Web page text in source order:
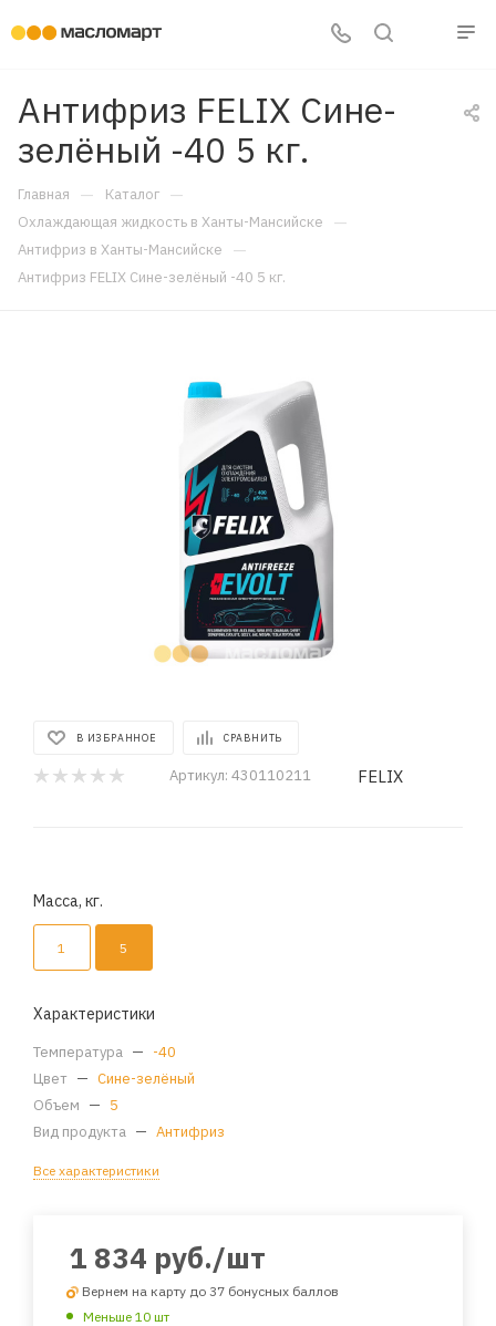
Антифриз FELIX Сине-
зелёный -40 5 кг.
Главная — Каталог —
Охлаждающая жидкость в Ханты-Мансийске —
Антифриз в Ханты-Мансийске —
Антифриз FELIX Сине-зелёный -40 5 кг.
В ИЗБРАННОЕ СРАВНИТЬ
Артикул: 430110211 FELIX
Масса, кг.
1 5
Характеристики
Температура — -40
Цвет — Сине-зелёный
Объем — 5
Вид продукта — Антифриз
Все характеристики
1 834 руб./шт
Вернем на карту до 37 бонусных баллов
Меньше 10 шт